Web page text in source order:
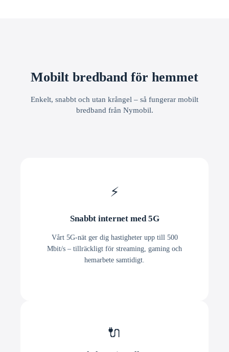
Mobilt bredband för hemmet
Enkelt, snabbt och utan krångel – så fungerar mobilt
bredband från Nymobil.
⚡
Snabbt internet med 5G
Vårt 5G-nät ger dig hastigheter upp till 500
Mbit/s – tillräckligt för streaming, gaming och
hemarbete samtidigt.
🔌